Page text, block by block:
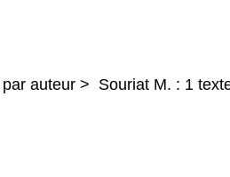
auteur > Souriat M. : 1